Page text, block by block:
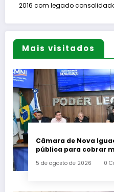
2016 com legado
Mais visitados
Câmara de Nova
pública para cobrar
5 de agosto de 2026 0